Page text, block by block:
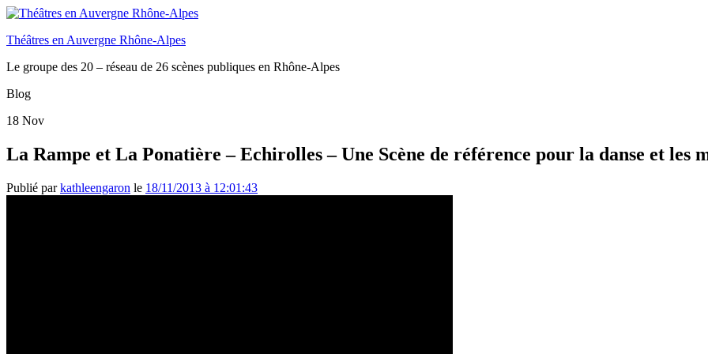
Théâtres en Auvergne Rhône-Alpes
Le groupe des 20 – réseau de 26 scènes publiques en Rhône-Alpes
Blog
18 Nov
La Rampe et La Ponatière – Echirolles – Une Scène de référence pour la danse et les
Publié parkathleengaron le 18/11/2013 à 12:01:43